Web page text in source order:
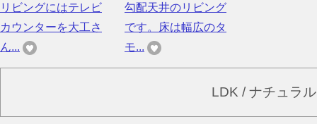
リビングにはテレビ
カウンターを大工さ
ん...
勾配天井のリビング
です。床は幅広のタ
モ...
LDK / ナチュラ